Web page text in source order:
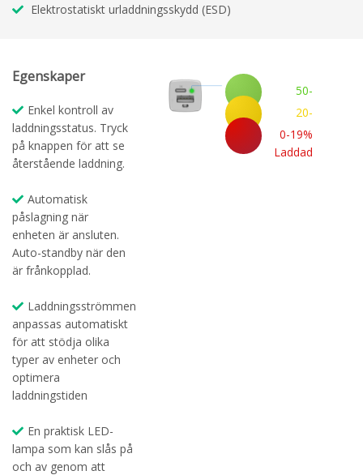
Elektrostatiskt urladdningsskydd (ESD)
Egenskaper
Enkel kontroll av
laddningsstatus. Tryck
på knappen för att se
återstående laddning.
Automatisk
påslagning när
enheten är ansluten.
Auto-standby när den
är frånkopplad.
Laddningsströmmen
anpassas automatiskt
för att stödja olika
typer av enheter och
optimera
laddningstiden
En praktisk LED-
lampa som kan slås på
och av genom att
50-
100%
20-
49%
Laddad
0-19%
Laddad